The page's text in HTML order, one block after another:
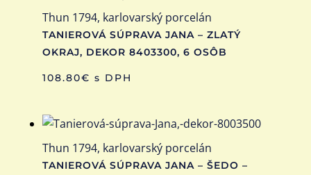
Thun 1794, karlovarský porcelán
TANIEROVÁ SÚPRAVA JANA – ZLATÝ
OKRAJ, DEKOR 8403300, 6 OSÔB
108.80€ s DPH
Thun 1794, karlovarský porcelán
TANIEROVÁ SÚPRAVA JANA – ŠEDO –